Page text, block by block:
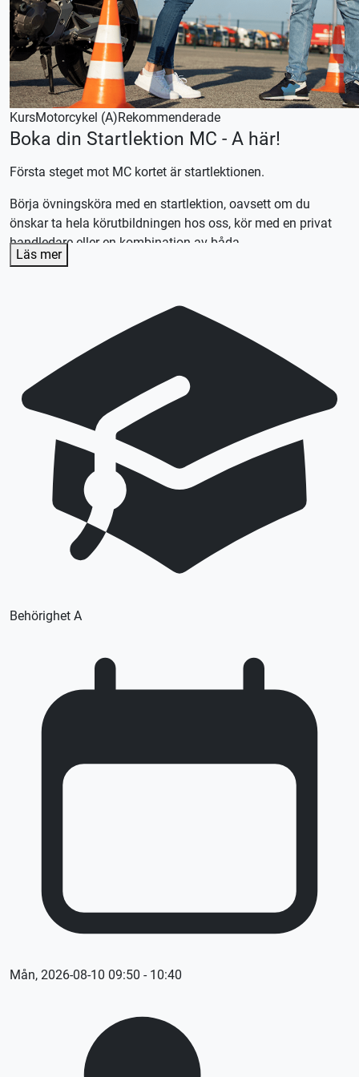
KursMotorcykel (A)Rekommenderade
Boka din Startlektion MC - A här!
Första steget mot MC kortet är startlektionen.
Börja övningsköra med en startlektion, oavsett om du
önskar ta hela körutbildningen hos oss, kör med en privat
handledare eller en kombination av båda.
Lån av skydd ingår
Lån av MC ingår
Denna lektion utförs med en tung MC (A), körkortstillstånd
krävs. Utebliven närvaro debiteras enligt STR praxis.
Vid önskemål om betalning via faktura, vänligen kontakta
trafikskolan så hjälper vi er.
Läs mer
Behörighet A
Mån, 2026-08-10 09:50 - 10:40